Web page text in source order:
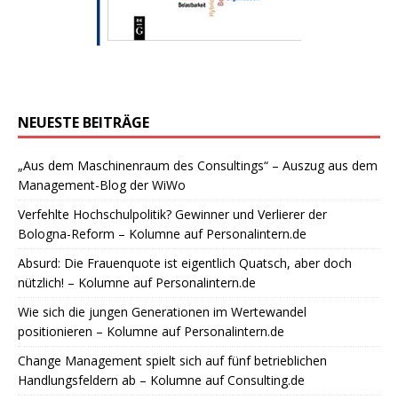
NEUESTE BEITRÄGE
„Aus dem Maschinenraum des Consultings“ – Auszug aus dem
Management-Blog der WiWo
Verfehlte Hochschulpolitik? Gewinner und Verlierer der
Bologna-Reform – Kolumne auf Personalintern.de
Absurd: Die Frauenquote ist eigentlich Quatsch, aber doch
nützlich! – Kolumne auf Personalintern.de
Wie sich die jungen Generationen im Wertewandel
positionieren – Kolumne auf Personalintern.de
Change Management spielt sich auf fünf betrieblichen
Handlungsfeldern ab – Kolumne auf Consulting.de